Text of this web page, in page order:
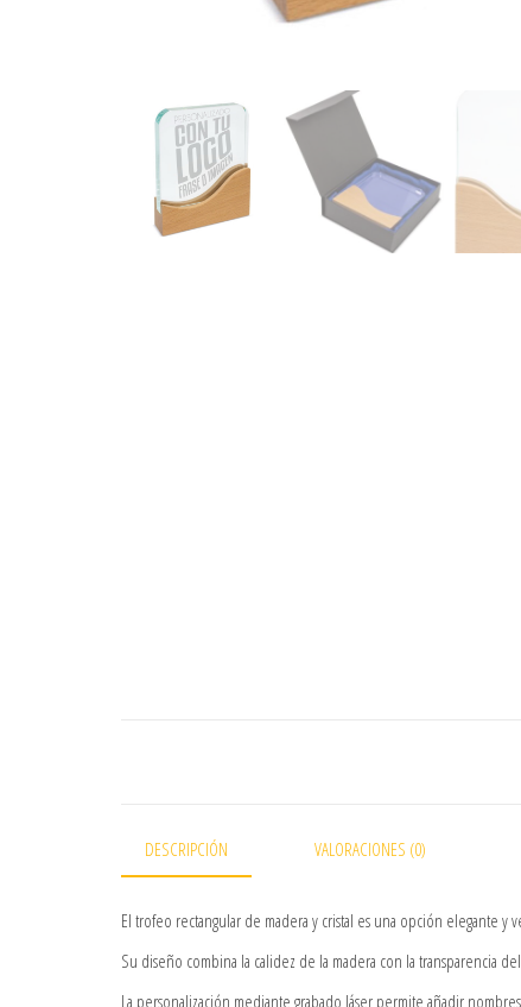
DESCRIPCIÓN VALORACIONES (0)
El trofeo rectangular de madera y cristal es una opción elegante
Su diseño combina la calidez de la madera con la transparencia
La personalización mediante grabado láser permite añadir